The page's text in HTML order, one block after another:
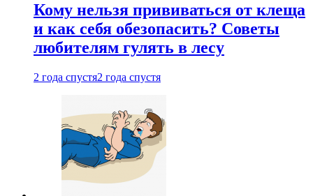
Кому нельзя прививаться от клеща
и как себя обезопасить? Советы
любителям гулять в лесу
2 года спустя2 года спустя